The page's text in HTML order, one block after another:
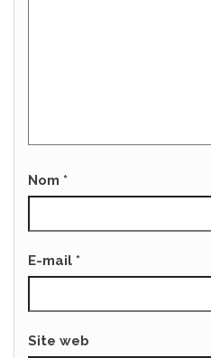
Nom *
E-mail *
Site web